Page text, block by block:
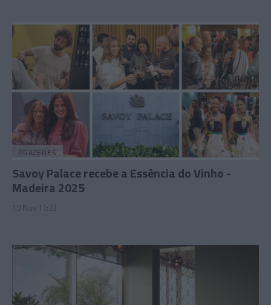
PRAZERES
Savoy Palace recebe a Essência do Vinho -
Madeira 2025
19 Nov 11:33